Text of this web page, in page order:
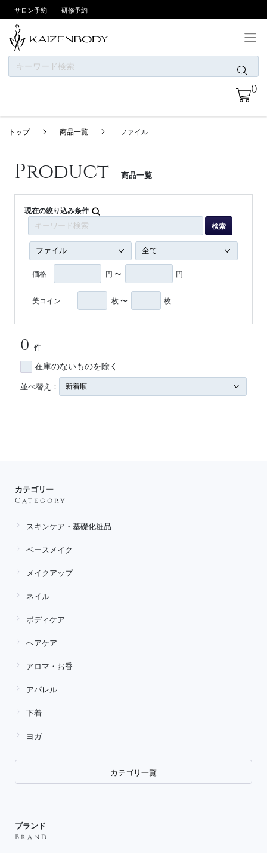
サロン予約 研修予約
0
ニュース
ブランド
会員登録/ログイン
トップ 商品一覧 ファイル
カテゴリー
Category
スキンケア・基礎化粧品
ベースメイク
メイクアップ
ネイル
ボディケア
ヘアケア
アロマ・お香
アパレル
下着
ヨガ
カテゴリ一覧
ブランド
Brand
Product 商品一覧
現在の絞り込み条件
検索
価格 円 〜 円
美コイン 枚 〜 枚
0 件
在庫のないものを除く
並べ替え：